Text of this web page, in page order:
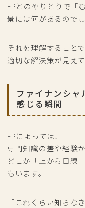
FPとのやりとりで「
景には何があるので
それを理解することで
適切な解決策が見えて
ファイナンシャ
感じる瞬間
FPによっては、
専門知識の差や経験
どこか「上から目線
もいます。
「これくらい知らな